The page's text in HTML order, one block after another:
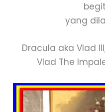
yang
Dracula aka Vlad
Vlad The